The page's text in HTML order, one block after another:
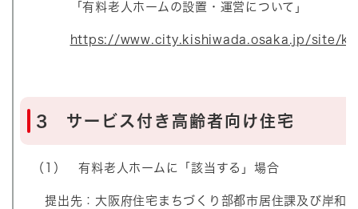
「有料老人ホームの設置・運営について」
https://www.city.kishiwada.osaka.jp/site/
3 サービス付き高齢者向け住宅
（1） 有料老人ホームに「該当する」場合
提出先：大阪府住宅まちづくり部都市居住課及び岸和